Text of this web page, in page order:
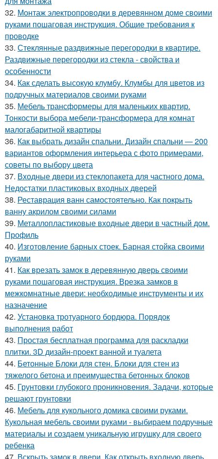
32. Монтаж электропроводки в деревянном доме своими
руками пошаговая инструкция. Общие требования к
проводке
33. Стеклянные раздвижные перегородки в квартире.
Раздвижные перегородки из стекла - свойства и
особенности
34. Как сделать высокую клумбу. Клумбы для цветов из
подручных материалов своими руками
35. Мебель трансформеры для маленьких квартир.
Тонкости выбора мебели-трансформера для комнат
малогабаритной квартиры
36. Как выбрать дизайн спальни. Дизайн спальни — 200
вариантов оформления интерьера с фото примерами,
советы по выбору цвета
37. Входные двери из стеклопакета для частного дома.
Недостатки пластиковых входных дверей
38. Реставрация ванн самостоятельно. Как покрыть
ванну акрилом своими силами
39. Металлопластиковые входные двери в частный дом.
Профиль
40. Изготовление барных стоек. Барная стойка своими
руками
41. Как врезать замок в деревянную дверь своими
руками пошаговая инструкция. Врезка замков в
межкомнатные двери: необходимые инструменты и их
назначение
42. Установка тротуарного бордюра. Порядок
выполнения работ
43. Простая бесплатная программа для раскладки
плитки. 3D дизайн-проект ванной и туалета
44. Бетонные Блоки для стен. Блоки для стен из
тяжелого бетона и преимущества бетонных блоков
45. Грунтовки глубокого проникновения. Задачи, которые
решают грунтовки
46. Мебель для кукольного домика своими руками.
Кукольная мебель своими руками - выбираем подручные
материалы и создаем уникальную игрушку для своего
ребенка